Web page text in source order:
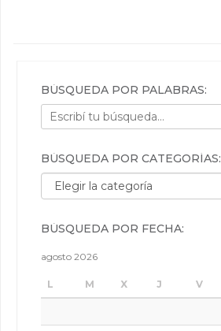
BÚSQUEDA POR PALABRAS:
BÚSQUEDA POR CATEGORÍAS:
Búsqueda por categorías:
BÚSQUEDA POR FECHA:
agosto 2026
L M X J V